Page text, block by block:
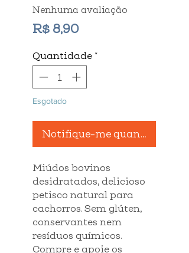
Nenhuma avaliação
R$ 8,90Preço
Quantidade *
Esgotado
Notifique-me quando
Miúdos bovinos
desidratados, delicioso
petisco natural para
cachorros. Sem glúten,
conservantes nem
resíduos químicos.
Compre e apoie os